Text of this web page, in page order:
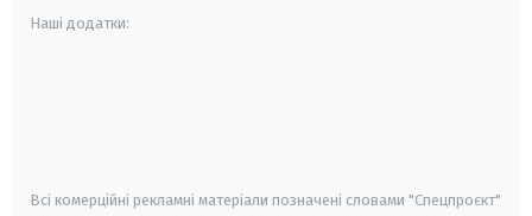
Наші додатки:
Всі комерційні рекламні матеріали позначені словами "Спецпроєкт"